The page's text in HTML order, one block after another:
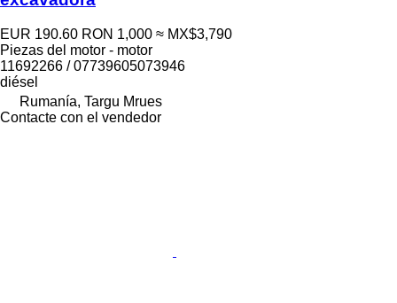
EUR 190.60 RON 1,000 ≈ MX$3,790
Piezas del motor - motor
11692266 / 07739605073946
diésel
Rumanía, Targu Mrues
Contacte con el vendedor